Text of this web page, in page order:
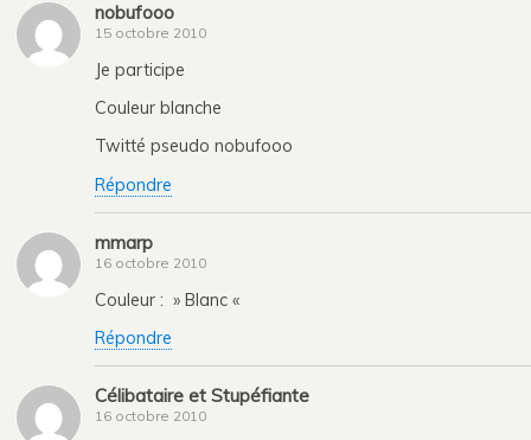
nobufooo
15 octobre 2010
Je participe
Couleur blanche
Twitté pseudo nobufooo
Répondre
mmarp
16 octobre 2010
Couleur : » Blanc «
Répondre
Célibataire et Stupéfiante
16 octobre 2010